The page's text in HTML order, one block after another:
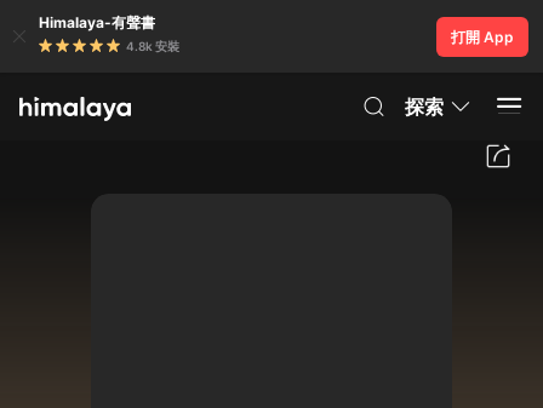
Himalaya-有聲書
4.8k 安裝
打開 App
探索